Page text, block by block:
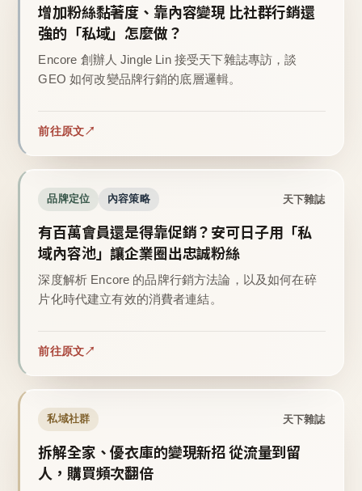
增加粉絲黏著度、靠內容變現 比社群行銷還
強的「私域」怎麼做？
Encore 創辦人 Jingle Lin 接受天下雜誌專訪，談
GEO 如何改變品牌行銷的底層邏輯。
前往原文
品牌定位 內容策略 天下雜誌
有百萬會員還是得靠促銷？安可日子用「私
域內容池」讓企業圈出忠誠粉絲
深度解析 Encore 的品牌行銷方法論，以及如何在碎
片化時代建立有效的消費者連結。
前往原文
私域社群 天下雜誌
拆解全家、優衣庫的變現新招 從流量到留
人，購買頻次翻倍